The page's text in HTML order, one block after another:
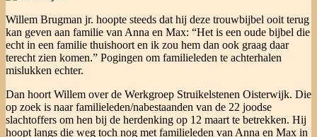
Willem Brugman jr. hoopte steeds dat hij deze trouwbijbel ooit terug
kan geven aan familie van Anna en Max: “Het is een oude bijbel die
echt in een familie thuishoort en ik zou hem dan ook graag daar
terecht zien komen.” Pogingen om familieleden te achterhalen
mislukken echter.
Dan hoort Willem over de Werkgroep Struikelstenen Oisterwijk. Die
op zoek is naar familieleden/nabestaanden van de 22 joodse
slachtoffers om hen bij de herdenking op 12 maart te betrekken. Hij
hoopt langs die weg toch nog met familieleden van Anna en Max in